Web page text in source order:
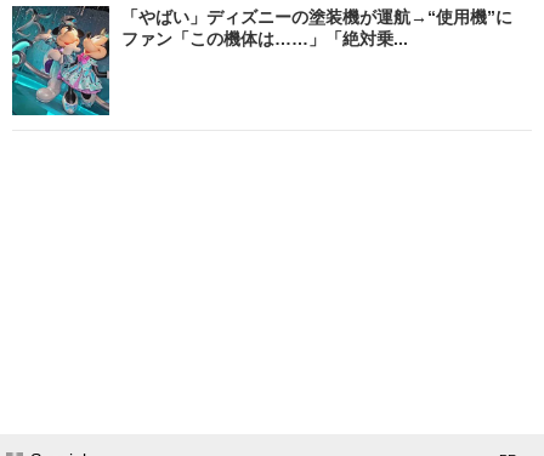
「やばい」ディズニーの塗装機が運航→“使用機”に
ファン「この機体は……」「絶対乗...